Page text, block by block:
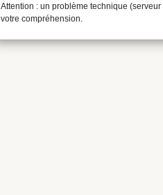
Attention : un problème technique
votre compréhension.